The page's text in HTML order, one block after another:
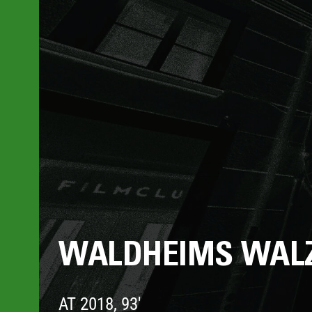
WALDHEIMS
AT 2018, 93'